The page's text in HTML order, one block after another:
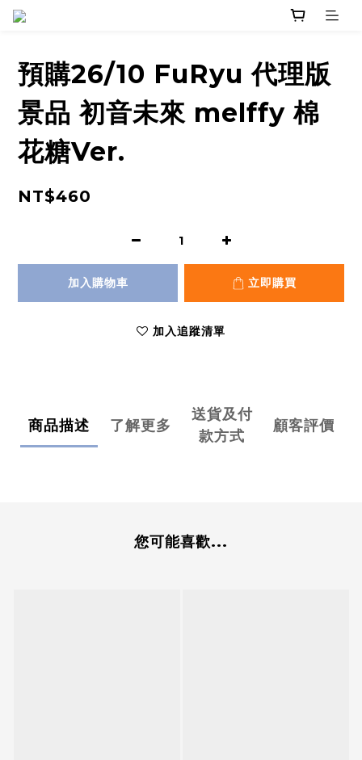
預購26/10 FuRyu 代理版
景品 初音未來 melffy 棉
花糖Ver.
NT$460
加入購物車 立即購買
加入追蹤清單
商品描述 了解更多
送貨及付
款方式
顧客評價
您可能喜歡...